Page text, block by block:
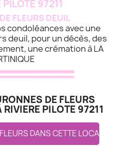
FLEURS DEUIL
condoléances avec une
deuil, pour un décès, des
une crémation à LA
DE FLEURS
PILOTE 97211
DANS CETTE LOCALITE